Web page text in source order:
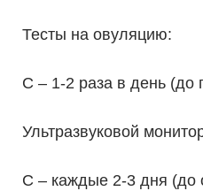
Тесты на овуляцию:
C – 1-2 раза в день (до
Ультразвуковой
C – каждые 2-3 дня (до